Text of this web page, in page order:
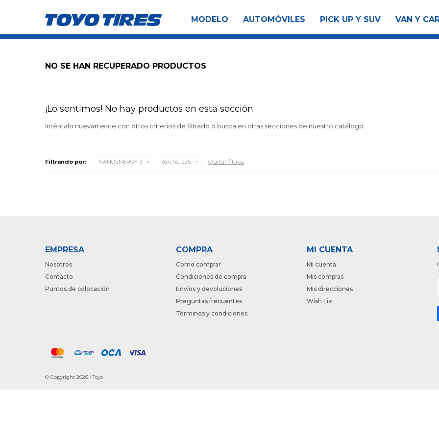
MODELO AUTOMÓVILES PICK UP Y SUV VAN Y
NO SE HAN RECUPERADO PRODUCTOS
¡Lo sentimos! No hay productos en esta sección.
Inténtalo nuevamente con otros criterios de filtrado o busca en otras secciones de nuestro catálogo.
Filtrando por: NANOENERGY 3 Ancho: 225 Quitar filtros
EMPRESA
Nosotros
Contacto
Puntos de colocación
COMPRA
Como comprar
Condiciones de compra
Envíos y devoluciones
Preguntas frecuentes
Términos y condiciones
MI CUENTA
Mi cuenta
Mis compras
Mis direcciones
Wish List
© Copyright 2026 / Toyo